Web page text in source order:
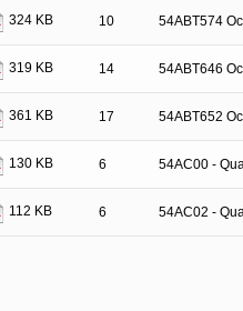
324 KB 10 54ABT574
319 KB 14 54ABT646
361 KB 17 54ABT652
130 KB 6 54AC00 -
112 KB 6 54AC02 -